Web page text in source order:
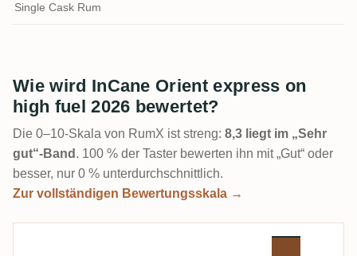
Single Cask Rum
Wie wird InCane Orient express on
high fuel 2026 bewertet?
Die 0–10-Skala von RumX ist streng: 8,3 liegt im „Sehr
gut“-Band . 100 % der Taster bewerten ihn mit „Gut“ oder
besser, nur 0 % unterdurchschnittlich.
Zur vollständigen Bewertungsskala →